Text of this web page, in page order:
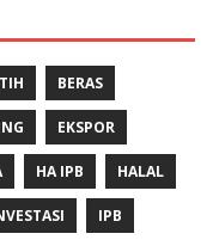
BERAS
EKSPOR
HA IPB HALAL
IPB